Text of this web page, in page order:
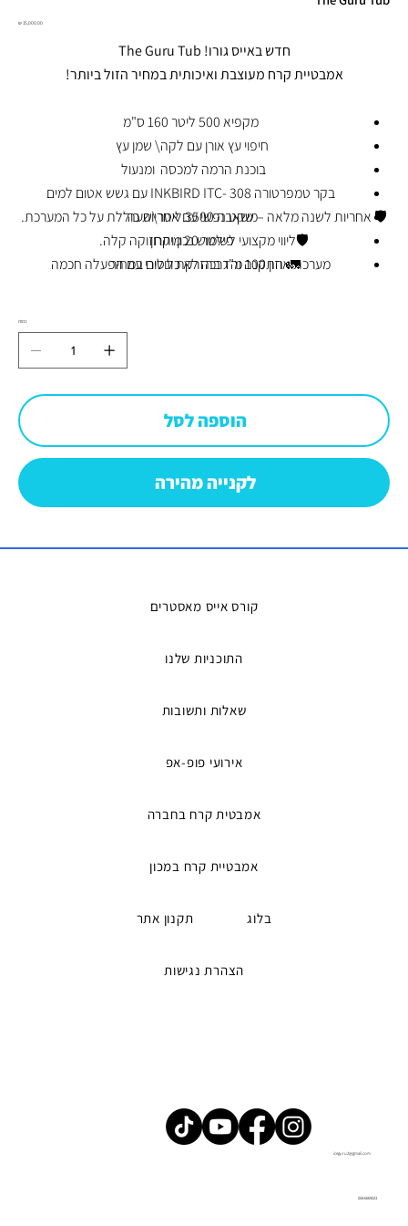
מחיר
חדש באייס גורו! The Guru Tub
אמבטיית קרח מעוצבת ואיכותית במחיר הזול ביותר!
מקפיא 500 ליטר 160 ס"מ
חיפוי עץ אורן עם לקה\ שמן עץ
בוכנת הרמה למכסה ומנעול
בקר טמפרטורה INKBIRD ITC- 308 עם גשש אטום למים
משאבה 3500 ליטר\שעה
פילטר 20 מיקרון
מערכת אוזון 100 מ"ג בהזרקת ונטורי עם הפעלה חכמה
🛡 אחריות לשנה מלאה – שקט נפשי עם אחריות כוללת על כל המערכת.
🛡ליווי מקצועי לשימוש נכון ותחזוקה קלה.
🚛 התקנה והדרכה לא כלולים במחיר
כמות
הוספה לסל
לקנייה מהירה
קורס אייס מאסטרים
התוכניות שלנו
שאלות ותשובות
אירועי פופ-אפ
אמבטית קרח בחברה
אמבטיית קרח במכון
בלוג תקנון אתר
הצהרת נגישות
iceguru2@gmail.com
058-6669023